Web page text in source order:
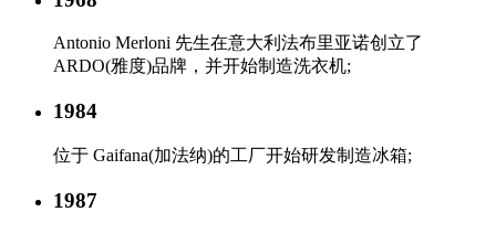
Antonio Merloni 先生在意大利法布里亚诺创立了
ARDO(雅度)品牌，并开始制造洗衣机;
1984
位于 Gaifana(加法纳)的工厂开始研发制造冰箱;
1987